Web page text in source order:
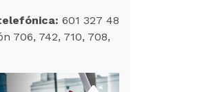
601 327 48
706, 742, 710, 708,